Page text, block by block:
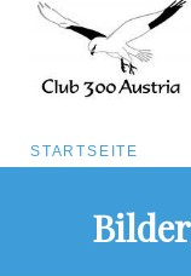
STARTSEITE